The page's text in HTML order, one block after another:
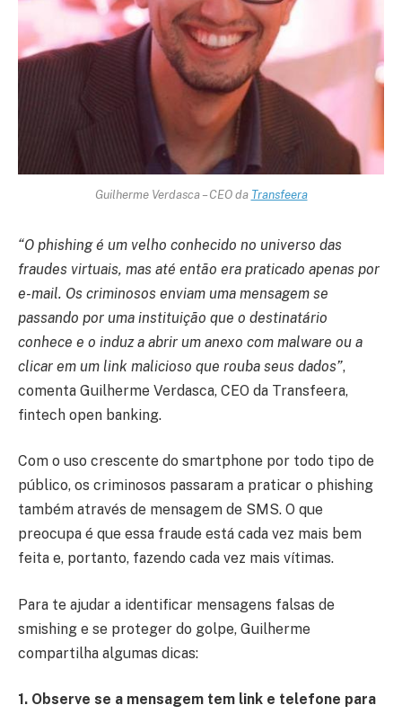
Guilherme Verdasca – CEO da Transfeera
“O phishing é um velho conhecido no universo das
fraudes virtuais, mas até então era praticado apenas por
e-mail. Os criminosos enviam uma mensagem se
passando por uma instituição que o destinatário
conhece e o induz a abrir um anexo com malware ou a
clicar em um link malicioso que rouba seus dados”,
comenta Guilherme Verdasca, CEO da Transfeera,
fintech open banking.
Com o uso crescente do smartphone por todo tipo de
público, os criminosos passaram a praticar o phishing
também através de mensagem de SMS. O que
preocupa é que essa fraude está cada vez mais bem
feita e, portanto, fazendo cada vez mais vítimas.
Para te ajudar a identificar mensagens falsas de
smishing e se proteger do golpe, Guilherme
compartilha algumas dicas:
1. Observe se a mensagem tem link e telefone para